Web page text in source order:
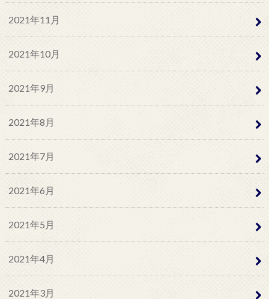
2021年11月
2021年10月
2021年9月
2021年8月
2021年7月
2021年6月
2021年5月
2021年4月
2021年3月